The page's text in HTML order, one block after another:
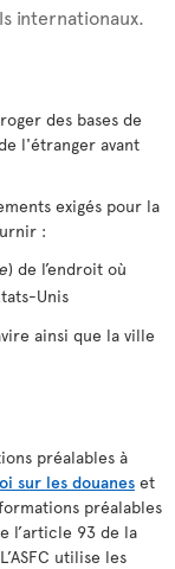
internationaux.
des bases de
l'étranger avant
exigés pour la
:
) de l’endroit où
Unis
ainsi que la ville
préalables à
sur les douanes et
préalables
l’article 93 de la
utilise les